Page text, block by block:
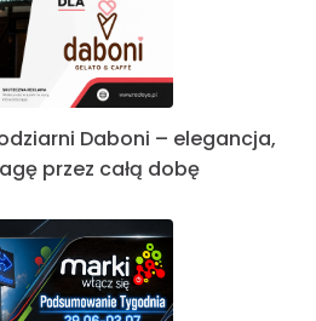
Daboni – elegancja,
przez całą dobę